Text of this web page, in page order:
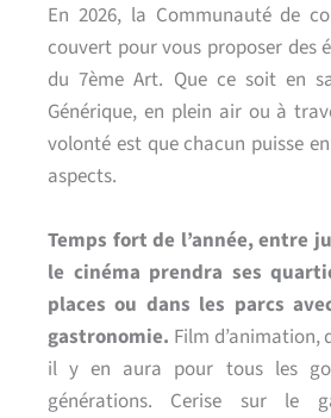
En 2026, la Communauté de
couvert pour vous proposer des
du 7ème Art. Que ce soit en
Générique, en plein air ou à
volonté est que chacun puisse
aspects.
Temps fort de l’année, entre
le cinéma prendra ses
places ou dans les parcs
gastronomie. Film d’animation,
il y en aura pour tous les
générations. Cerise sur le